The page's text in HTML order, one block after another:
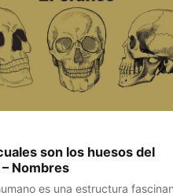
son los huesos del
– Nombres
es una estructura